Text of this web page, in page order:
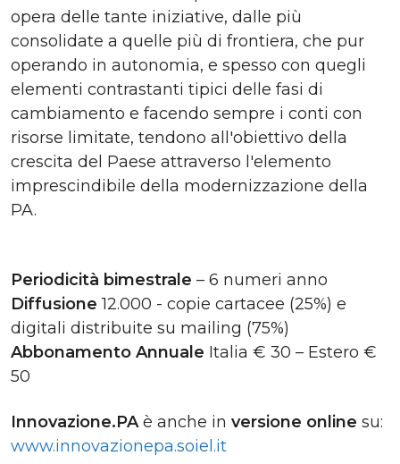
opera delle tante iniziative, dalle più
consolidate a quelle più di frontiera, che pur
operando in autonomia, e spesso con quegli
elementi contrastanti tipici delle fasi di
cambiamento e facendo sempre i conti con
risorse limitate, tendono all'obiettivo della
crescita del Paese attraverso l'elemento
imprescindibile della modernizzazione della
PA.
Periodicità bimestrale – 6 numeri anno
Diffusione 12.000 - copie cartacee (25%) e
digitali distribuite su mailing (75%)
Abbonamento Annuale Italia € 30 – Estero €
50
Innovazione.PAè anche in versione online su:
www.innovazionepa.soiel.it